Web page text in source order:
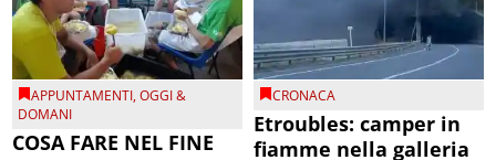
APPUNTAMENTI,OGGI &
DOMANI
COSA FARE NEL FINE
CRONACA
Etroubles: camper in
fiamme nella galleria